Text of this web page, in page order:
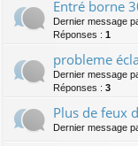
Entré borne
Dernier message
Réponses : 1
probleme
Dernier message
Réponses : 3
Plus de feux
Dernier message